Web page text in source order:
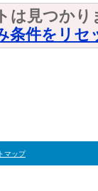
は見つかり
条件をリセ
マップ